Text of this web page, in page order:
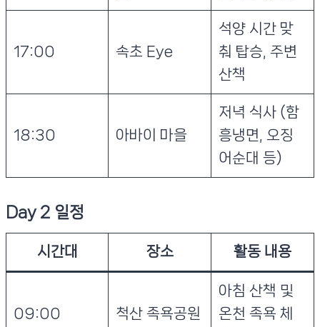
17:00 속초 Eye
석양 시간 맞
춰 탑승, 주변
산책
18:30 아바이 마을
저녁 식사 (함
흥냉면, 오징
어순대 등)
Day 2 일정
시간대 장소 활동 내용
09:00 척산 족욕공원
아침 산책 및
온천 족욕 체